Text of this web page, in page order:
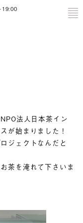
19:00
法人日本茶イン
が始まりました！
ジェクトなんだと
茶を淹れて下さいま